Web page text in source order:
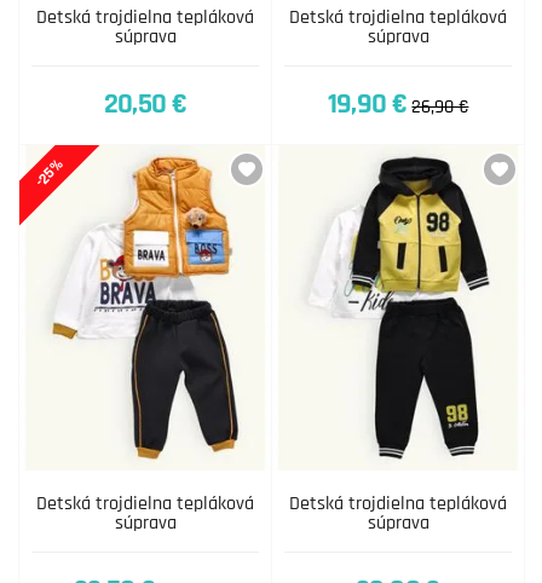
Detská trojdielna tepláková
súprava
20,50 €
Detská trojdielna tepláková
súprava
19,90 € 26,90 €
Detská trojdielna tepláková
súprava
-25%
Detská trojdielna tepláková
súprava